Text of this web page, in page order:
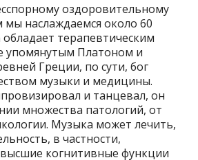
оздоровительному
наслаждаемся около 60
терапевтическим
упомянутым Платоном и
Греции, по сути, бог
музыки и медицины.
и танцевал, он
множества патологий, от
Музыка может лечить,
в частности,
когнитивные функции